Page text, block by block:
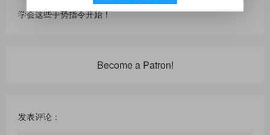
学会这些手势指令开始！
Become a Patron!
发表评论：